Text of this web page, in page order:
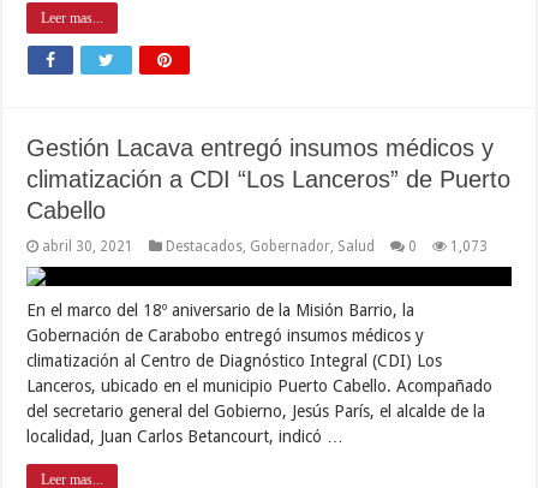
Leer mas...
Gestión Lacava entregó insumos médicos y
climatización a CDI “Los Lanceros” de Puerto
Cabello
abril 30, 2021 Destacados Gobernador Salud 0 1,073
En el marco del 18º aniversario de la Misión Barrio, la
Gobernación de Carabobo entregó insumos médicos y
climatización al Centro de Diagnóstico Integral (CDI) Los
Lanceros, ubicado en el municipio Puerto Cabello. Acompañado
del secretario general del Gobierno, Jesús París, el alcalde de la
localidad, Juan Carlos Betancourt, indicó …
Leer mas...